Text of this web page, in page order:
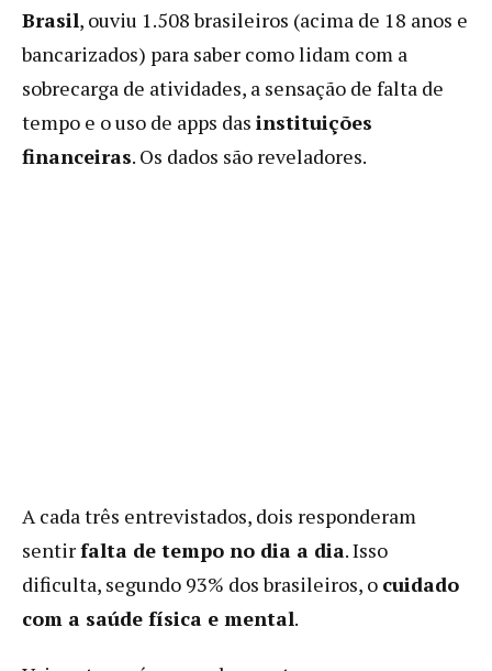
Brasil, ouviu 1.508 brasileiros (acima de 18 anos e
bancarizados) para saber como lidam com a
sobrecarga de atividades, a sensação de falta de
tempo e o uso de apps das instituições
financeiras. Os dados são reveladores.
A cada três entrevistados, dois responderam
sentirfalta de tempo no dia a dia. Isso
dificulta, segundo 93% dos brasileiros, o cuidado
com a saúde física e mental.